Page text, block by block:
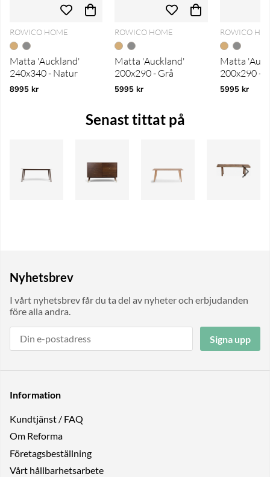
ROWICO HOME
Matta 'Auckland'
240x340 - Natur
8995 kr
ROWICO HOME
Matta 'Auckland'
200x290 - Grå
5995 kr
ROWICO
Matta
200x290 -
5995 kr
Senast tittat på
Nyhetsbrev
I vårt nyhetsbrev får du ta del av nyheter och erbjudanden
före alla andra.
Signa upp
Information
Kundtjänst / FAQ
Om Reforma
Företagsbeställning
Vårt hållbarhetsarbete